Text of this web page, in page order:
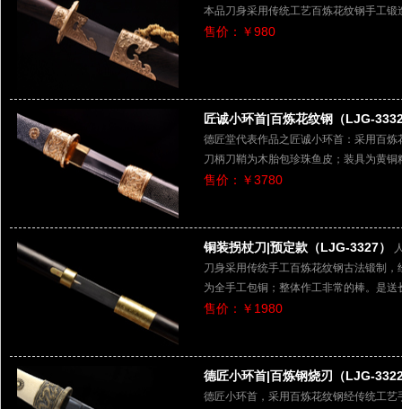
本品刀身采用传统工艺百炼花纹钢手工
售价：￥980
匠诚小环首|百炼花纹钢（LJG-
德匠堂代表作品之匠诚小环首：采用百
刀柄刀鞘为木胎包珍珠鱼皮；装具为黄
售价：￥3780
铜装拐杖刀|预定款（LJG-3327）
刀身采用传统手工百炼花纹钢古法锻制
为全手工包铜；整体作工非常的棒。是送
售价：￥1980
德匠小环首|百炼钢烧刃（LJG-
德匠小环首，采用百炼花纹钢经传统工